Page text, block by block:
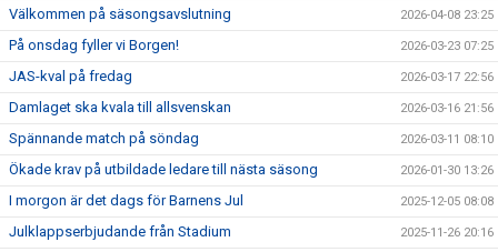
Välkommen på säsongsavslutning 2026-04-08 23:25
På onsdag fyller vi Borgen! 2026-03-23 07:25
JAS-kval på fredag 2026-03-17 22:56
Damlaget ska kvala till allsvenskan 2026-03-16 21:56
Spännande match på söndag 2026-03-11 08:10
Ökade krav på utbildade ledare till nästa säsong 2026-01-30 13:26
I morgon är det dags för Barnens Jul 2025-12-05 08:08
Julklappserbjudande från Stadium 2025-11-26 20:16